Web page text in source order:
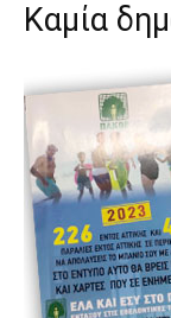
Καμία